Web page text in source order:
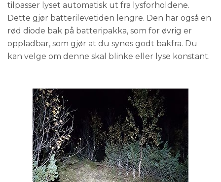
tilpasser lyset automatisk ut fra lysforholdene.
Dette gjør batterilevetiden lengre. Den har også en
rød diode bak på batteripakka, som for øvrig er
oppladbar, som gjør at du synes godt bakfra. Du
kan velge om denne skal blinke eller lyse konstant.